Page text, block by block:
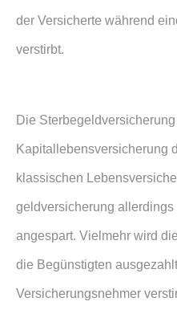
der Versicherte während
verstirbt.
Die
Ka­pi­tal­le­bens­ver­si­che­rung
klassischen
geldversicherung
angespart. Vielmehr wird
die Begünstigten
Versicherungsnehmer